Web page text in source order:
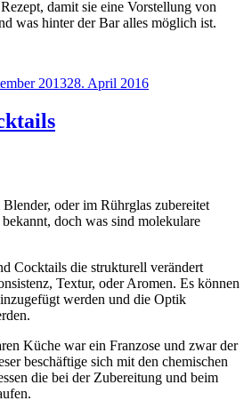
damit sie eine Vorstellung von
was hinter der Bar alles möglich ist.
201328. April 2016
oder im Rührglas zubereitet
doch was sind molekulare
Cocktails die strukturell verändert
Textur, oder Aromen. Es können
werden und die Optik
Küche war ein Franzose und zwar der
beschäftige sich mit den chemischen
die bei der Zubereitung und beim